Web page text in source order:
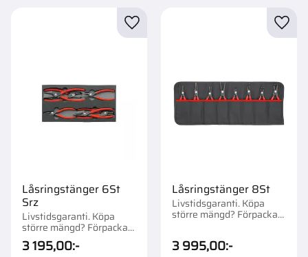
Låsringstänger 6St
Srz
Livstidsgaranti. Köpa
större mängd? Förpackad
om 1 st.
3 195,00:-
Lägg till i favoriter
Låsringstänger 8St
Livstidsgaranti. Köpa
större mängd? Förpackad
3 995,00:-